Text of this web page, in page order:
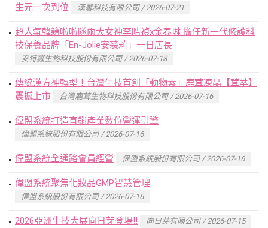
生元一次到位
漢馨科技有限公司 / 2026-07-21
超人氣韓籍啦啦隊兩大女神李晧禎x金泰琳 擔任新一代修護科
技保養品牌「En-Jolie安裘莉」一日店長
安特羅生物科技股份有限公司 / 2026-07-18
傳統漢方神轉型！台灣生技首創「動物素」鹿茸凍晶【茸萃】
震撼上市
台灣鹿茸生物科技股份有限公司 / 2026-07-16
偉盟系統打造直銷產業數位營運引擎
偉盟系統股份有限公司 / 2026-07-16
偉盟系統全通路會員經營 偉盟系統股份有限公司 / 2026-07-16
偉盟系統聚焦化妝品GMP智慧管理
偉盟系統股份有限公司 / 2026-07-16
2026亞洲生技大展向日芽登場!! 向日芽有限公司 / 2026-07-15